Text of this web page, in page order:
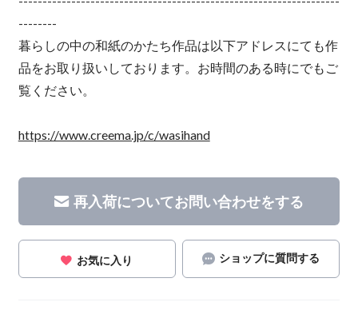
--------
暮らしの中の和紙のかたち作品は以下アドレスにても作
品をお取り扱いしております。お時間のある時にでもご
覧ください。
https://www.creema.jp/c/wasihand
再入荷についてお問い合わせをする
お気に入り ショップに質問する